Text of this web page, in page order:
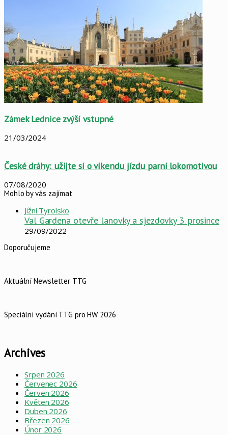
Zámek Lednice zvýší vstupné
21/03/2024
České dráhy: užijte si o víkendu jízdu parní lokomotivou
07/08/2020
Mohlo by vás zajímat
Jižní Tyrolsko
Val Gardena otevře lanovky a sjezdovky 3. prosince
29/09/2022
Doporučujeme
Aktuální Newsletter TTG
Speciální vydání TTG pro HW 2026
Archives
Srpen 2026
Červenec 2026
Červen 2026
Květen 2026
Duben 2026
Březen 2026
Únor 2026